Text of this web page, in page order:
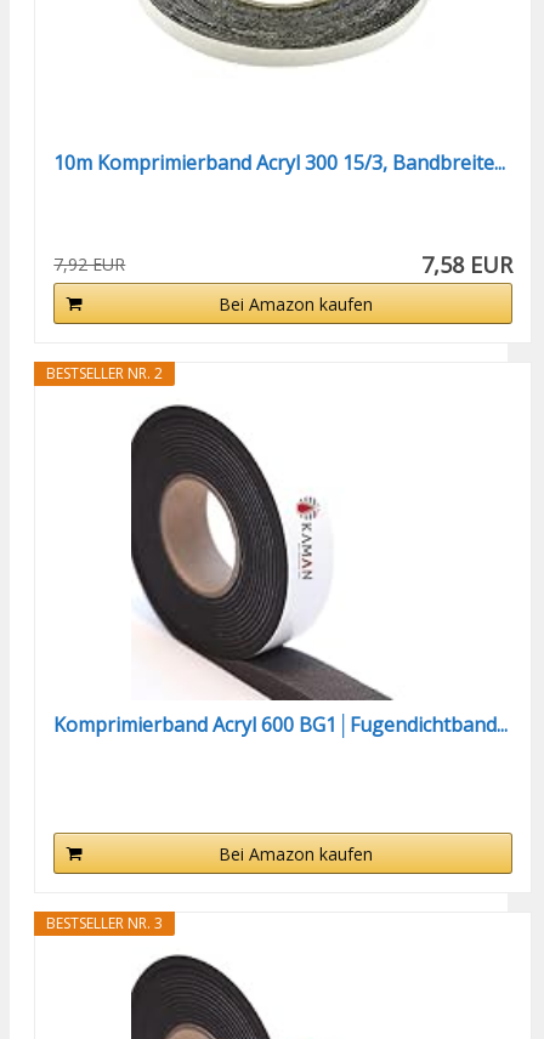
10m Komprimierband Acryl 300 15/3, Bandbreite...
7,92 EUR 7,58 EUR
Bei Amazon kaufen
BESTSELLER NR. 2
Komprimierband Acryl 600 BG1│Fugendichtband...
Bei Amazon kaufen
BESTSELLER NR. 3